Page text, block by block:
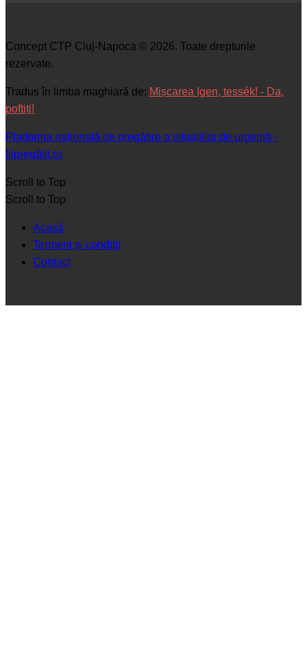
Concept CTP Cluj-Napoca © 2026. Toate drepturile
rezervate.
Tradus în limba maghiară de: Mișcarea Igen, tessék! - Da,
poftiți!
Platforma națională de pregătire a situațiilor de urgență -
fiipregătit.ro
Scroll to Top
Scroll to Top
Acasă
Termeni şi condiţii
Contact